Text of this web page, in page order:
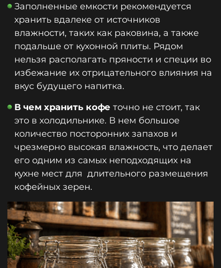
Заполненные емкости рекомендуется
хранить вдалеке от источников
влажности, таких как раковина, а также
подальше от кухонной плиты. Рядом
нельзя располагать пряности и специи во
избежание их отрицательного влияния на
вкус будущего напитка.
В чем хранить кофе точно не стоит, так
это в холодильнике. В нем большое
количество посторонних запахов и
чрезмерно высокая влажность, что делает
его одним из самых неподходящих на
кухне мест для длительного размещения
кофейных зерен.